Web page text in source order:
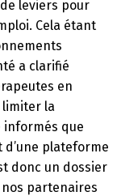
leviers pour
Cela étant
a clarifié
en
limiter la
informés que
plateforme
donc un dossier
partenaires